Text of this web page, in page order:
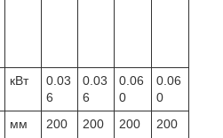
кВт
0.03
6
0.03
6
0.06
0
0.06
0
мм 200 200 200 200